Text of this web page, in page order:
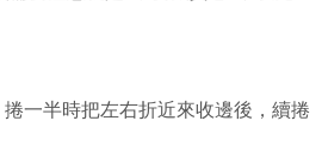
一半時把左右折近來收邊後，續捲